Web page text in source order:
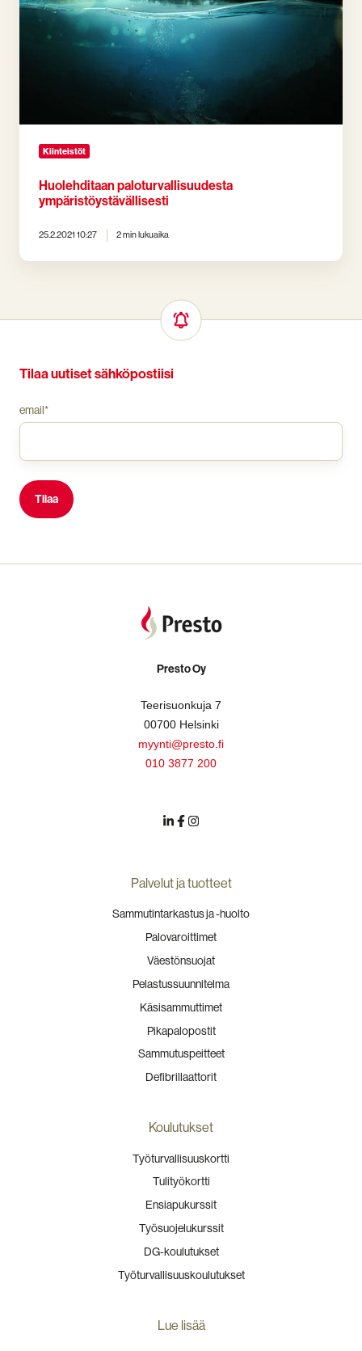
Kiinteistöt
Huolehditaan paloturvallisuudesta
ympäristöystävällisesti
25.2.2021 10:27 2 min lukuaika
Tilaa uutiset sähköpostiisi
email*
Presto Oy
Teerisuonkuja 7
00700 Helsinki
myynti@presto.fi
010 3877 200
Palvelut ja tuotteet
Sammutintarkastus ja -huolto
Palovaroittimet
Väestönsuojat
Pelastussuunnitelma
Käsisammuttimet
Pikapalopostit
Sammutuspeitteet
Defibrillaattorit
Koulutukset
Työturvallisuuskortti
Tulityökortti
Ensiapukurssit
Työsuojelukurssit
DG-koulutukset
Työturvallisuuskoulutukset
Lue lisää